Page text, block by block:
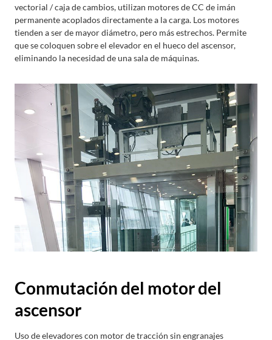
vectorial / caja de cambios, utilizan motores de CC de imán
permanente acoplados directamente a la carga. Los motores
tienden a ser de mayor diámetro, pero más estrechos. Permite
que se coloquen sobre el elevador en el hueco del ascensor,
eliminando la necesidad de una sala de máquinas.
Conmutación del motor del
ascensor
Uso de elevadores con motor de tracción sin engranajes